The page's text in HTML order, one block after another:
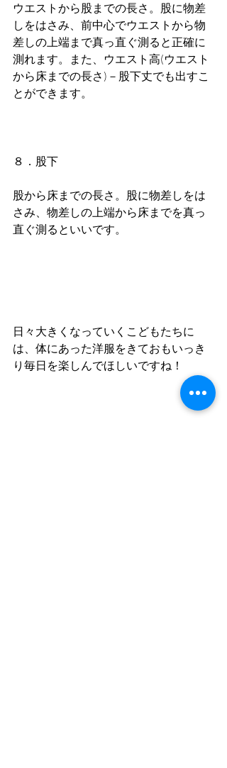
ウエストから股までの長さ。股に物差
しをはさみ、前中心でウエストから物
差しの上端まで真っ直ぐ測ると正確に
測れます。また、ウエスト高(ウエスト
から床までの長さ)－股下丈でも出すこ
とができます。
８．股下
股から床までの長さ。股に物差しをは
さみ、物差しの上端から床までを真っ
直ぐ測るといいです。
日々大きくなっていくこどもたちに
は、体にあった洋服をきておもいっき
り毎日を楽しんでほしいですね！